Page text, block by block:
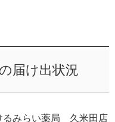
届け出状況
るみらい薬局 久米田店